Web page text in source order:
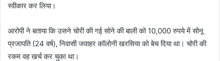
स्वीकार कर लिया।
आरोपी ने बताया कि उसने चोरी की गई सोने की बाली को 10,000 रुपये में सोनू
प्रजापति (24 वर्ष), निवासी जवाहर कॉलोनी खरसिया को बेच दिया था। चोरी की
रकम वह खर्च कर चुका था।